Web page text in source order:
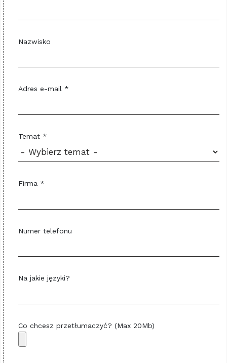
Nazwisko
Adres e-mail *
Temat *
Firma *
Numer telefonu
Na jakie języki?
Co chcesz przetłumaczyć? (Max 20Mb)